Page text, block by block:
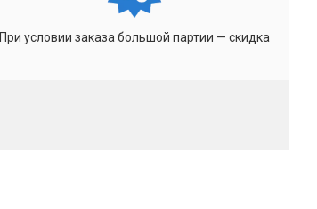
При условии заказа большой партии — скидка